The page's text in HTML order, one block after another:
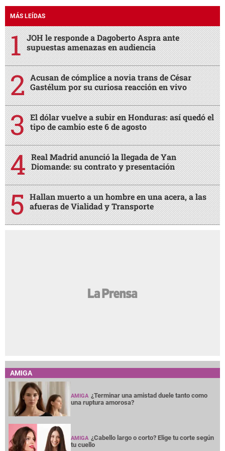
MÁS LEÍDAS
JOH le responde a Dagoberto Aspra ante
supuestas amenazas en audiencia
Acusan de cómplice a novia trans de César
Gastélum por su curiosa reacción en vivo
El dólar vuelve a subir en Honduras: así quedó el
tipo de cambio este 6 de agosto
Real Madrid anunció la llegada de Yan
Diomande: su contrato y presentación
Hallan muerto a un hombre en una acera, a las
afueras de Vialidad y Transporte
AMIGA
AMIGA ¿Terminar una amistad duele tanto como
una ruptura amorosa?
AMIGA ¿Cabello largo o corto? Elige tu corte según
tu cuello